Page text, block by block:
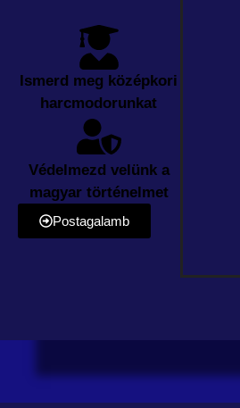
Ismerd meg középkori
harcmodorunkat
Védelmezd velünk a
magyar történelmet
Postagalamb